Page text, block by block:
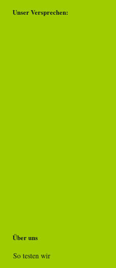
Unser Versprechen:
Über uns
So testen wir